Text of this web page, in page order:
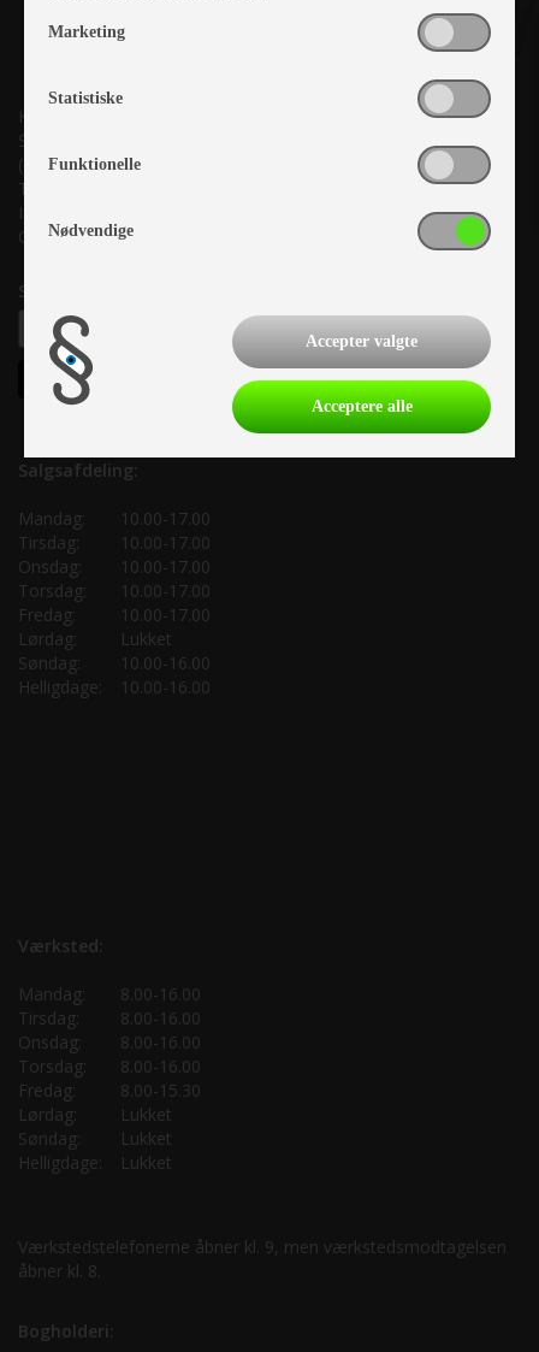
Kronjyllands Camping Center A/S
Suderholmen 10, 8960 Randers SØ
(Lige ud til Grenåvej)
Tlf. +45 87 10 98 70
Info@as-kcc.dk
CVR: 33 38 77 33
Samtykke til nyhedsbrev
Salgsafdeling:
Mandag:
10.00-17.00
Tirsdag:
10.00-17.00
Onsdag:
10.00-17.00
Torsdag:
10.00-17.00
Fredag:
10.00-17.00
Lørdag:
Lukket
Søndag:
10.00-16.00
Helligdage:
10.00-16.00
Værksted:
Mandag:
8.00-16.00
Tirsdag:
8.00-16.00
Onsdag:
8.00-16.00
Torsdag:
8.00-16.00
Fredag:
8.00-15.30
Lørdag:
Lukket
Søndag:
Lukket
Helligdage:
Lukket
Værkstedstelefonerne åbner kl. 9, men værkstedsmodtagelsen
åbner kl. 8.
Bogholderi:
Marketing
Statistiske
Funktionelle
Nødvendige
Accepter valgte
Acceptere alle